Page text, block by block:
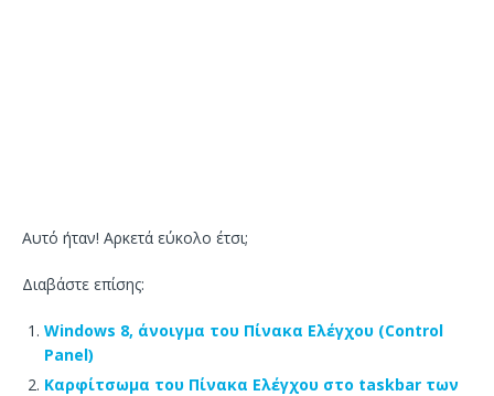
Αυτό ήταν! Αρκετά εύκολο έτσι;
Διαβάστε επίσης:
Windows 8, άνοιγμα του Πίνακα Ελέγχου (Control
Panel)
Καρφίτσωμα του Πίνακα Ελέγχου στο taskbar των